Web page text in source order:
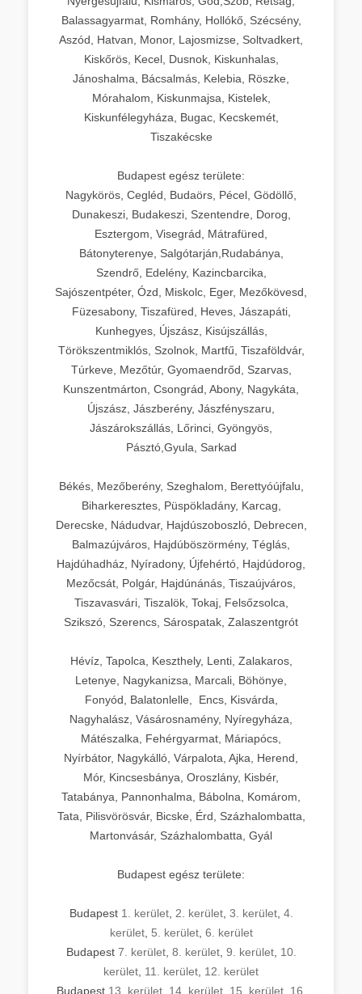
Balassagyarmat, Romhány, Hollókő, Szécsény,
Aszód, Hatvan, Monor, Lajosmizse, Soltvadkert,
Kiskőrös, Kecel, Dusnok, Kiskunhalas,
Jánoshalma, Bácsalmás, Kelebia, Röszke,
Mórahalom, Kiskunmajsa, Kistelek,
Kiskunfélegyháza, Bugac, Kecskemét,
Tiszakécske
Budapest egész területe:
Nagykörös, Cegléd, Budaörs, Pécel, Gödöllő,
Dunakeszi, Budakeszi, Szentendre, Dorog,
Esztergom, Visegrád, Mátrafüred,
Bátonyterenye, Salgótarján,Rudabánya,
Szendrő, Edelény, Kazincbarcika,
Sajószentpéter, Ózd, Miskolc, Eger, Mezőkövesd,
Füzesabony, Tiszafüred, Heves, Jászapáti,
Kunhegyes, Újszász, Kisújszállás,
Törökszentmiklós, Szolnok, Martfű, Tiszaföldvár,
Túrkeve, Mezőtúr, Gyomaendrőd, Szarvas,
Kunszentmárton, Csongrád, Abony, Nagykáta,
Újszász, Jászberény, Jászfényszaru,
Jászárokszállás, Lőrinci, Gyöngyös,
Pásztó,Gyula, Sarkad
Békés, Mezőberény, Szeghalom, Berettyóújfalu,
Biharkeresztes, Püspökladány, Karcag,
Derecske, Nádudvar, Hajdúszoboszló, Debrecen,
Balmazújváros, Hajdúböszörmény, Téglás,
Hajdúhadház, Nyíradony, Újfehértó, Hajdúdorog,
Mezőcsát, Polgár, Hajdúnánás, Tiszaújváros,
Tiszavasvári, Tiszalök, Tokaj, Felsőzsolca,
Szikszó, Szerencs, Sárospatak, Zalaszentgrót
Hévíz, Tapolca, Keszthely, Lenti, Zalakaros,
Letenye, Nagykanizsa, Marcali, Böhönye,
Fonyód, Balatonlelle, Encs, Kisvárda,
Nagyhalász, Vásárosnamény, Nyíregyháza,
Mátészalka, Fehérgyarmat, Máriapócs,
Nyírbátor, Nagykálló, Várpalota, Ajka, Herend,
Mór, Kincsesbánya, Oroszlány, Kisbér,
Tatabánya, Pannonhalma, Bábolna, Komárom,
Tata, Pilisvörösvár, Bicske, Érd, Százhalombatta,
Martonvásár, Százhalombatta, Gyál
Budapest egész területe:
Budapest 1. kerület, 2. kerület, 3. kerület, 4.
kerület, 5. kerület, 6. kerület
Budapest 7. kerület, 8. kerület, 9. kerület, 10.
kerület 11. kerület 12. kerület
Budapest 13. kerület, 14. kerület, 15. kerület, 16.